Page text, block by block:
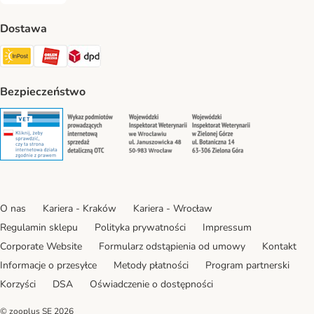
Dostawa
Paczkomat® Shipping Method
ORLEN Paczka Shipping Method
DPD Shipping Method
Bezpieczeństwo
Security Security Security
O nas Kariera - Kraków
Kariera - Wrocław
Regulamin sklepu
Polityka prywatności
Impressum
Corporate Website
Formularz odstąpienia od umowy
Kontakt
Informacje o przesyłce
Metody płatności
Program partnerski
Korzyści
DSA Oświadczenie o dostępności
© zooplus SE 2026